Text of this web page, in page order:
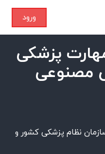
ورود
پزشکی
مصنوعی
نظام پزشکی کشور و